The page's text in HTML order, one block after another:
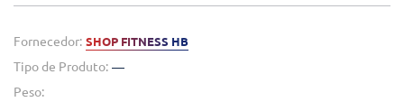
Fornecedor: SHOP FITNESS HB
Tipo de Produto: —
Peso: